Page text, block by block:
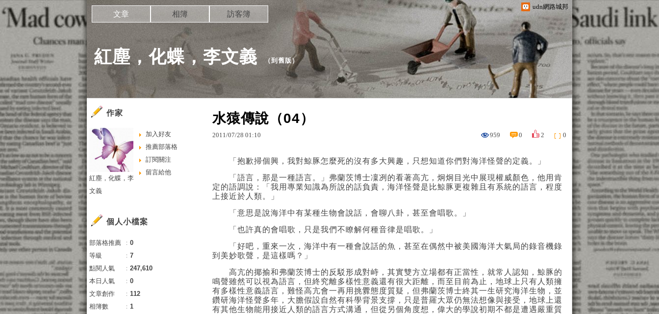
udn網路城邦
紅塵，化蝶，李文義 （到舊版）
文章 相簿 訪客簿
水猿傳說（04）
2011/07/28 01:10 959 0 2 0
「抱歉掃個興，我對鯨豚怎麼死的沒有多大興趣，只想知道你們對海洋怪聲的定義。」
「語言，那是一種語言。」弗蘭茨博士凜冽的看著高亢，炯炯目光中展現權威顏色，他用肯
定的語調說：「我用專業知識為所說的話負責，海洋怪聲是比鯨豚更複雜且有系統的語言，程度
上接近於人類。」
「意思是說海洋中有某種生物會說話，會聊八卦，甚至會唱歌。」
「也許真的會唱歌，只是我們不瞭解何種音律是唱歌。」
「好吧，重來一次，海洋中有一種會說話的魚，甚至在偶然中被美國海洋大氣局的錄音機錄
到美妙歌聲，是這樣嗎？」
高亢的揶揄和弗蘭茨博士的反駁形成對峙，其實雙方立場都有正當性，就常人認知，鯨豚的
鳴聲雖然可以視為語言，但終究離多樣性意義還有很大距離，而至目前為止，地球上只有人類擁
有多樣性意義語言，難怪高亢會一再用挑釁態度質疑，但弗蘭茨博士終其一生研究海洋生物，並
鑽研海洋怪聲多年，大膽假設自然有科學背景支撐，只是普羅大眾仍無法想像與接受，地球上還
有其他生物能用接近人類的語言方式溝通，但從另個角度想，偉大的學說初期不都是遭遇嚴重質
作家
加入好友
推薦部落格
訂閱關注
留言給他
紅塵，化蝶，李
文義
個人小檔案
部落格推薦 ： 0
等級
： 7
點閱人氣
： 247,610
本日人氣
： 0
文章創作
： 112
相簿數
： 1